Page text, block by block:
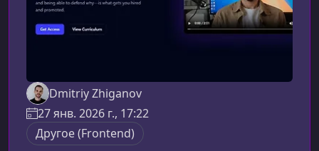
Dmitriy Zhiganov
27 янв. 2026 г., 17:22
Другое (Frontend)